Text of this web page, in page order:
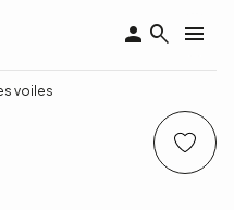
voiles